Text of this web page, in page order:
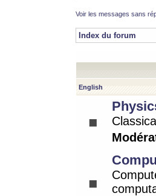
Voir les messages sans
Index du forum
English